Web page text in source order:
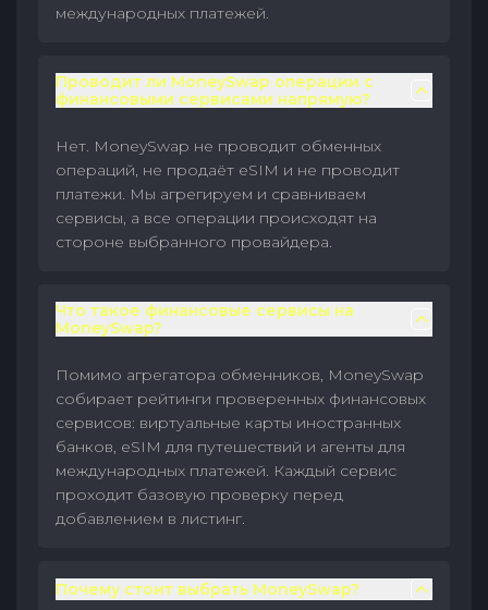
международных платежей.
Проводит ли MoneySwap операции с
финансовыми сервисами напрямую?
Нет. MoneySwap не проводит обменных
операций, не продаёт eSIM и не проводит
платежи. Мы агрегируем и сравниваем
сервисы, а все операции происходят на
стороне выбранного провайдера.
Что такое финансовые сервисы на
MoneySwap?
Помимо агрегатора обменников, MoneySwap
собирает рейтинги проверенных финансовых
сервисов: виртуальные карты иностранных
банков, eSIM для путешествий и агенты для
международных платежей. Каждый сервис
проходит базовую проверку перед
добавлением в листинг.
Почему стоит выбрать MoneySwap?